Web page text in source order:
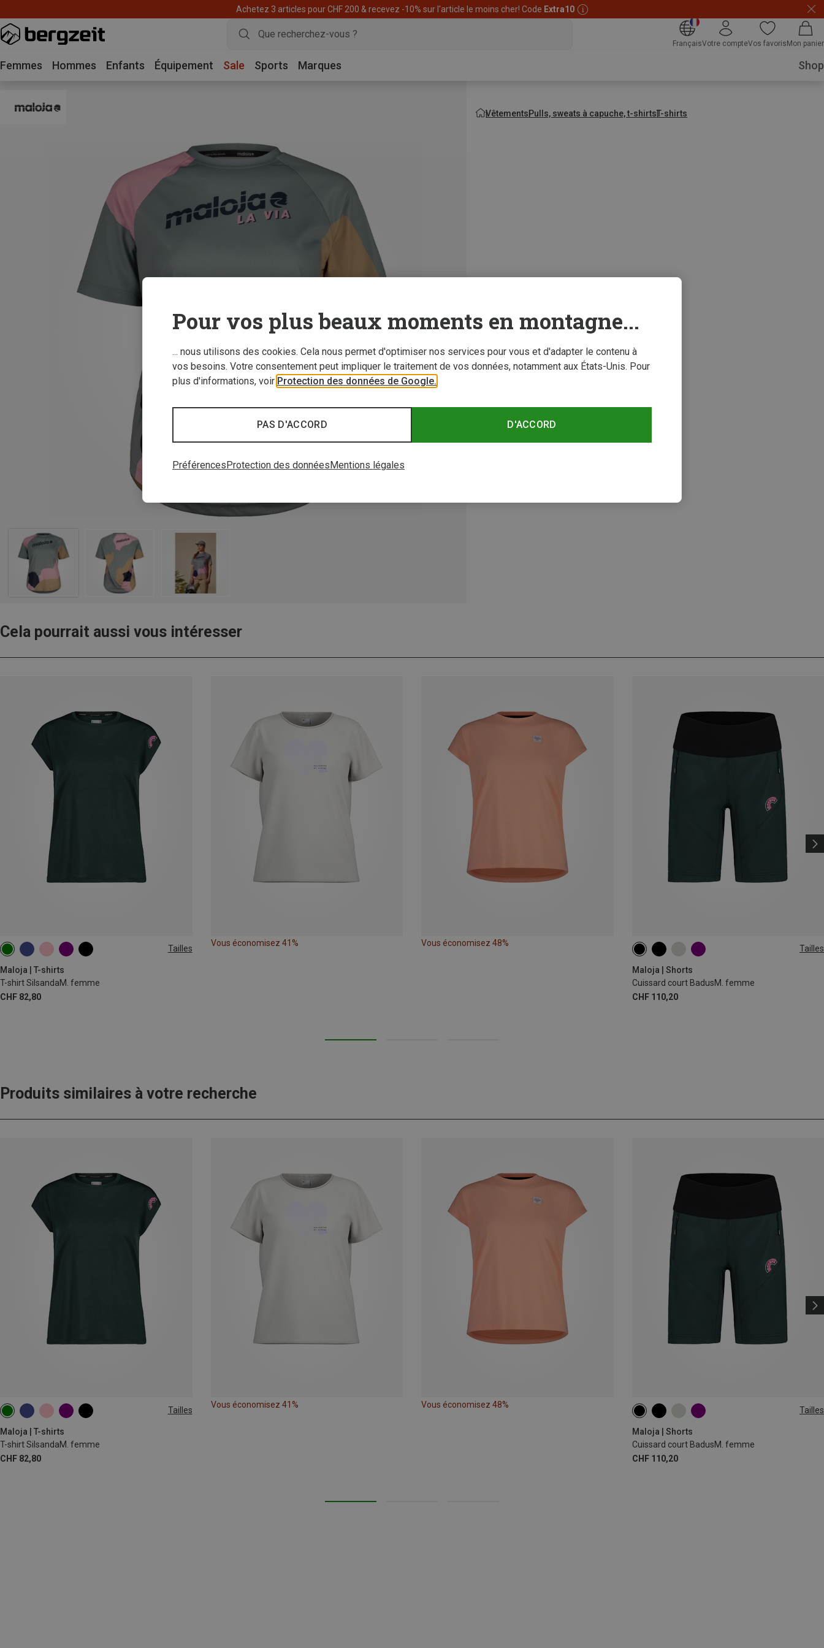
Achetez 3 articles pour CHF 200 & recevez -10% sur l'article le moins cher! Code Extra10
FrançaisVotre compteVos favoris Mon panier
Femmes Hommes Enfants Équipement Sale Sports Marques Shop
VêtementsPulls, sweats à capuche, t-shirtsT-shirts
Cela pourrait aussi vous intéresser
Tailles
Maloja | T-shirts
T-shirt SilsandaM. femme
CHF 82,80
XS S L
Vous économisez 41% Vous économisez 48%
Tailles
Maloja | Shorts
Cuissard court BadusM. femme
CHF 110,20
XS S
Produits similaires à votre recherche
Tailles
Maloja | T-shirts
T-shirt SilsandaM. femme
CHF 82,80
XS S
Vous économisez 41% Vous économisez 48%
Tailles
Maloja | Shorts
Cuissard court BadusM. femme
CHF 110,20
XS S
Pour vos plus beaux moments en montagne...
... nous utilisons des cookies. Cela nous permet d'optimiser nos services pour vous et d'adapter le contenu à
vos besoins. Votre consentement peut impliquer le traitement de vos données, notamment aux États-Unis. Pour
plus d'informations, voir Protection des données de Google.
D'ACCORD
PAS D'ACCORD
PréférencesProtection des donnéesMentions légales